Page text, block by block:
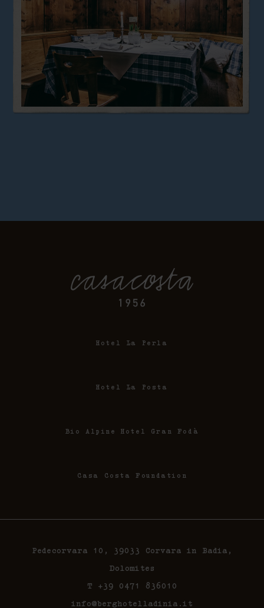
Hotel La Perla
Hotel La Posta
Bio Alpine Hotel Gran Fodà
Casa Costa Foundation
Pedecorvara 10, 39033 Corvara in Badia,
Dolomites
T +39 0471 836010
info@berghotelladinia.it